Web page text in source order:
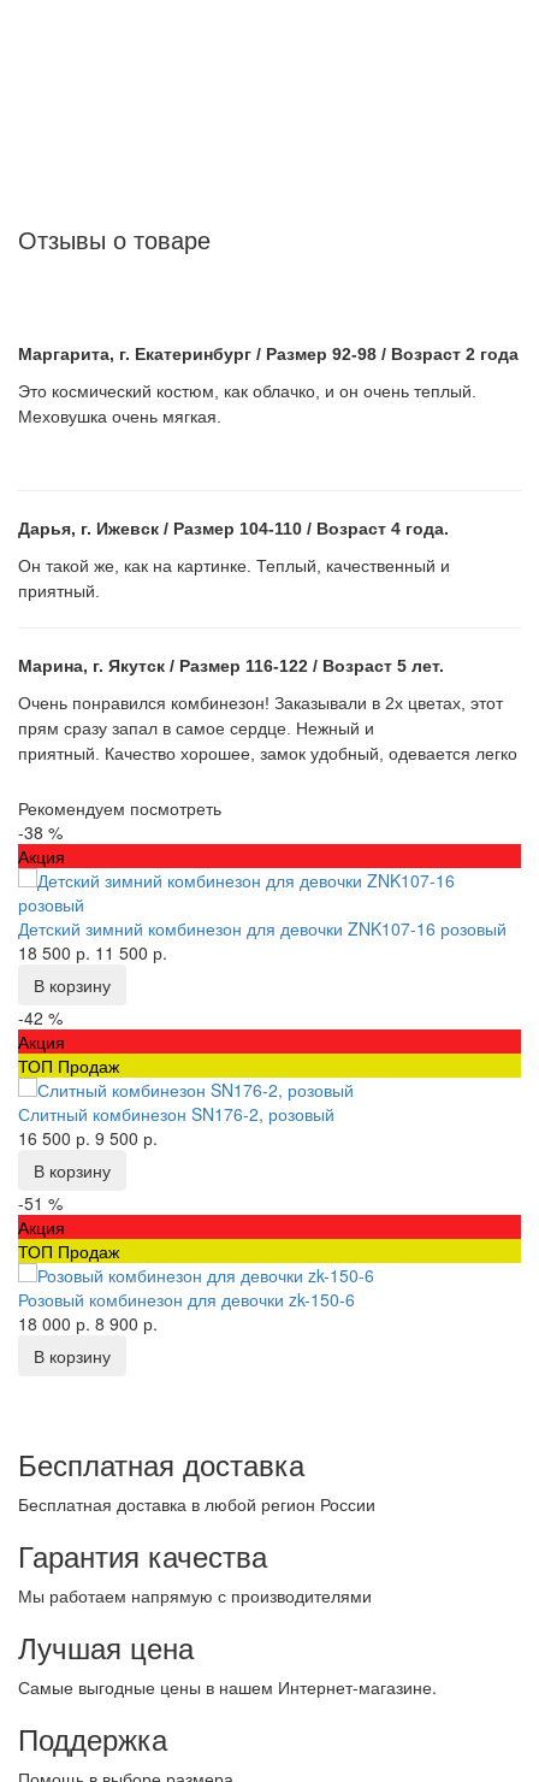
Отзывы о товаре
Маргарита, г. Екатеринбург / Размер 92-98 / Возраст 2 года
Это космический костюм, как облачко, и он очень теплый.
Меховушка очень мягкая.
Дарья, г. Ижевск / Размер 104-110 / Возраст 4 года.
Он такой же, как на картинке. Теплый, качественный и
приятный.
Марина, г. Якутск / Размер 116-122 / Возраст 5 лет.
Очень понравился комбинезон! Заказывали в 2х цветах, этот
прям сразу запал в самое сердце. Нежный и
приятный. Качество хорошее, замок удобный, одевается легко
Рекомендуем посмотреть
-38 %
Акция
Детский зимний комбинезон для девочки ZNK107-16 розовый
18 500 р. 11 500 р.
В корзину
-42 %
Акция
ТОП Продаж
Слитный комбинезон SN176-2, розовый
16 500 р. 9 500 р.
В корзину
-51 %
Акция
ТОП Продаж
Розовый комбинезон для девочки zk-150-6
18 000 р. 8 900 р.
В корзину
Бесплатная доставка
Бесплатная доставка в любой регион России
Гарантия качества
Мы работаем напрямую с производителями
Лучшая цена
Самые выгодные цены в нашем Интернет-магазине.
Поддержка